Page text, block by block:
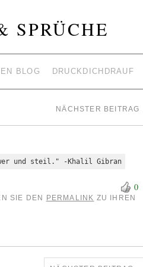
SPRÜCHE
BLOG DRUCKDICHDRAUF
NÄCHSTER BEITRAG
und steil." -Khalil Gibran
0
SIE DEN PERMALINK ZU IHREN